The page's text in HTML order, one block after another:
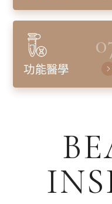
功能醫學